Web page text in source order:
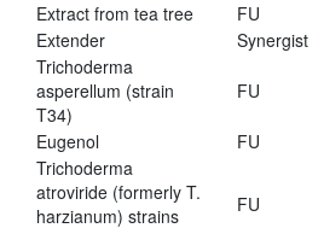
Extract from tea tree FU
Extender
Synergist
Trichoderma
asperellum (strain
T34)
FU
Eugenol FU
Trichoderma
atroviride (formerly T.
harzianum) strains
FU